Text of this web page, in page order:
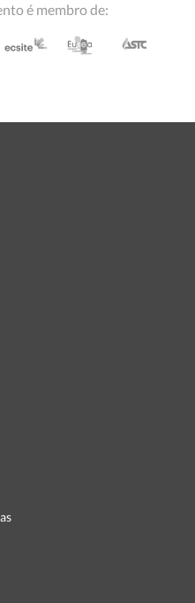
é membro de: